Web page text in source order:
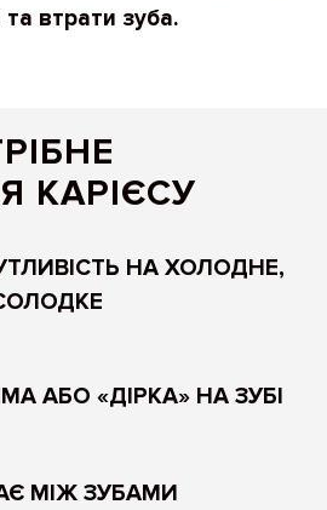
втрати зуба.
КАРІЄСУ
НА ХОЛОДНЕ,
АБО «ДІРКА» НА ЗУБІ
МІЖ ЗУБАМИ